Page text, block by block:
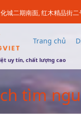
城二期南面, 红木精品街
Trang chủ
uy tín, chất lượng cao
tìm